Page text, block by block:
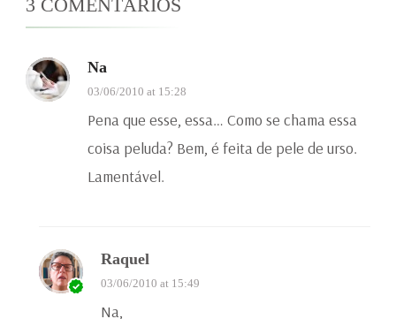
3 COMENTÁRIOS
Na
03/06/2010 at 15:28
Pena que esse, essa… Como se chama essa
coisa peluda? Bem, é feita de pele de urso.
Lamentável.
Raquel
03/06/2010 at 15:49
Na,